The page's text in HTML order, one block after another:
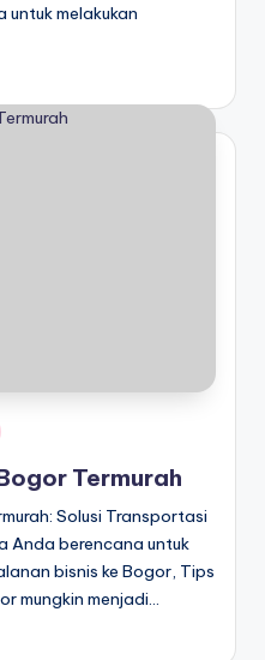
melakukan
Termurah
Solusi Transportasi
Anda berencana untuk
bisnis ke Bogor, Tips
mungkin menjadi…